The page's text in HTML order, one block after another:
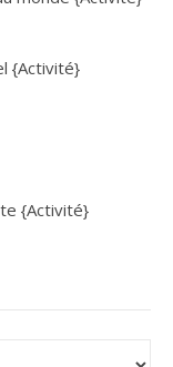
{Activité}
{Activité}